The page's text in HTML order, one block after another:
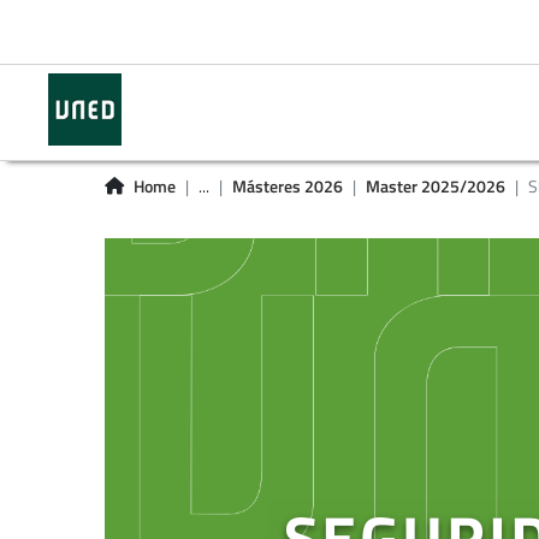
Home ... Másteres 2026 Master 2025/2026